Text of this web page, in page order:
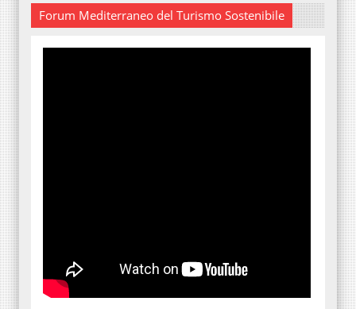
Forum Mediterraneo del Turismo Sostenibile